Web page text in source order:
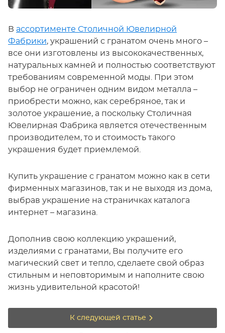
В ассортименте Столичной Ювелирной
Фабрики, украшений с гранатом очень много –
все они изготовлены из высококачественных,
натуральных камней и полностью соответствуют
требованиям современной моды. При этом
выбор не ограничен одним видом металла –
приобрести можно, как серебряное, так и
золотое украшение, а поскольку Столичная
Ювелирная Фабрика является отечественным
производителем, то и стоимость такого
украшения будет приемлемой.
Купить украшение с гранатом можно как в сети
фирменных магазинов, так и не выходя из дома,
выбрав украшение на страничках каталога
интернет – магазина.
Дополнив свою коллекцию украшений,
изделиями с гранатами, Вы получите его
магический свет и тепло, сделаете свой образ
стильным и неповторимым и наполните свою
жизнь удивительной красотой!
К следующей статье